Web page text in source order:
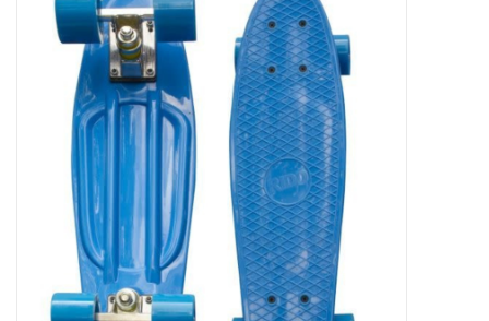
Speelgoed
Seizoenenartikelen
Feestartikelen
School